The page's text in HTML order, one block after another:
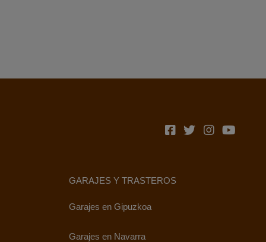
GARAJES Y TRASTEROS
Garajes en Gipuzkoa
Garajes en Navarra